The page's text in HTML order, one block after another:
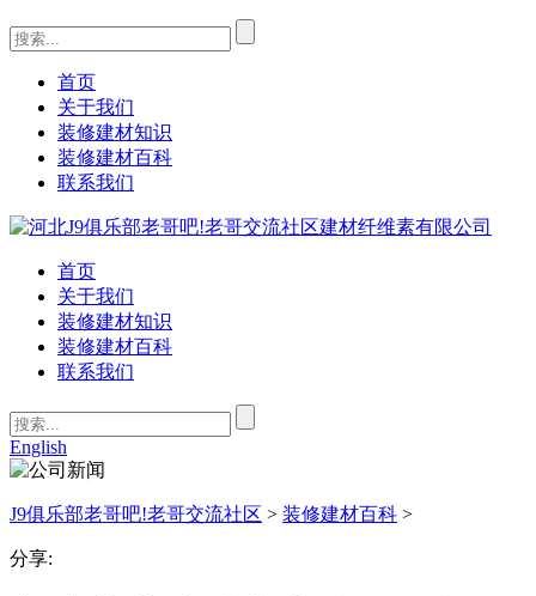
首页
关于我们
装修建材知识
装修建材百科
联系我们
首页
关于我们
装修建材知识
装修建材百科
联系我们
English
J9俱乐部老哥吧!老哥交流社区 > 装修建材百科 >
分享: